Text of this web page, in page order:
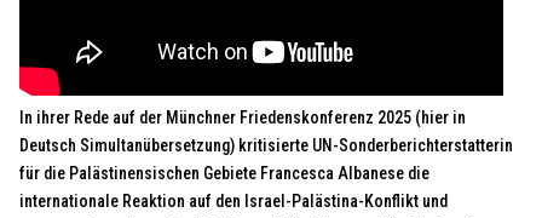
In ihrer Rede auf der Münchner Friedenskonferenz 2025 (hier in
Deutsch Simultanübersetzung) kritisierte UN-Sonderberichterstatterin
für die Palästinensischen Gebiete Francesca Albanese die
internationale Reaktion auf den Israel-Palästina-Konflikt und